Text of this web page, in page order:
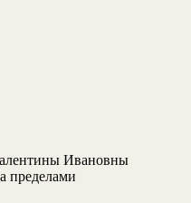
Ивановны
пределами